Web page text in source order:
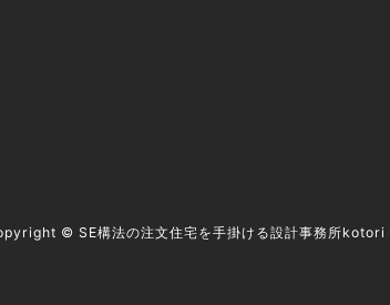
© SE構法の注文住宅を手掛ける設計事務所kotori